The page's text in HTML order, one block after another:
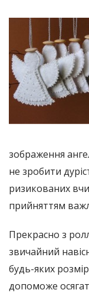
зображення
не зробити
ризикованих
прийняттям
Прекрасно з
звичайний
будь-яких
допоможе